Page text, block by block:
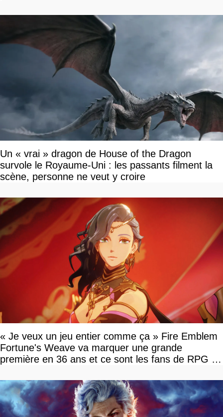
Un « vrai » dragon de House of the Dragon
survole le Royaume-Uni : les passants filment la
scène, personne ne veut y croire
« Je veux un jeu entier comme ça » Fire Emblem
Fortune's Weave va marquer une grande
première en 36 ans et ce sont les fans de RPG en